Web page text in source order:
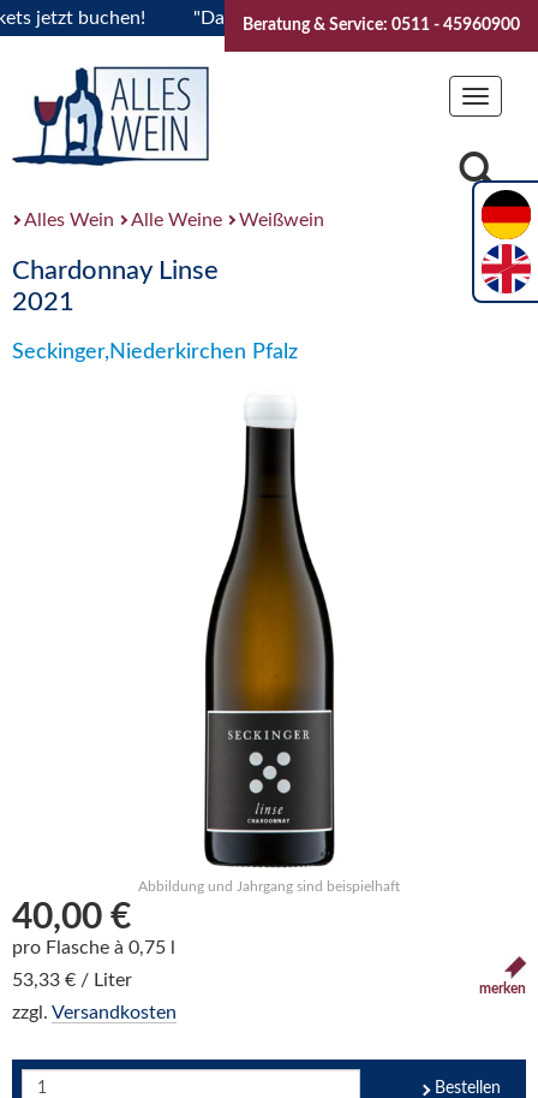
buchen! "Das Sommerfest 2026" Vive la
Beratung & Service: 0511 - 45960900
Toggle
Alles Wein Alle Weine Weißwein
Chardonnay Linse
2021
Seckinger,Niederkirchen Pfalz
Abbildung und Jahrgang sind beispielhaft
40,00 €
pro Flasche à 0,75 l
53,33 € / Liter
zzgl. Versandkosten
merken
Bestellen